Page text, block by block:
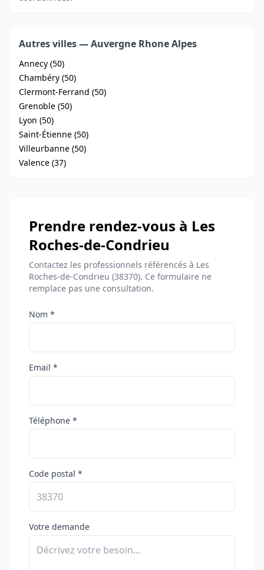
Autres villes — Auvergne Rhone Alpes
Annecy (50)
Chambéry (50)
Clermont-Ferrand (50)
Grenoble (50)
Lyon (50)
Saint-Étienne (50)
Villeurbanne (50)
Valence (37)
Prendre rendez-vous à Les
Roches-de-Condrieu
Contactez les professionnels référencés à Les
Roches-de-Condrieu (38370). Ce formulaire ne
remplace pas une consultation.
Nom *
Email *
Téléphone *
Code postal *
Votre demande